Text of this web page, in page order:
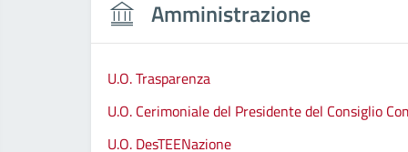
Amministrazione
U.O. Trasparenza
U.O. Cerimoniale del Presidente del Consiglio
U.O. DesTEENazione